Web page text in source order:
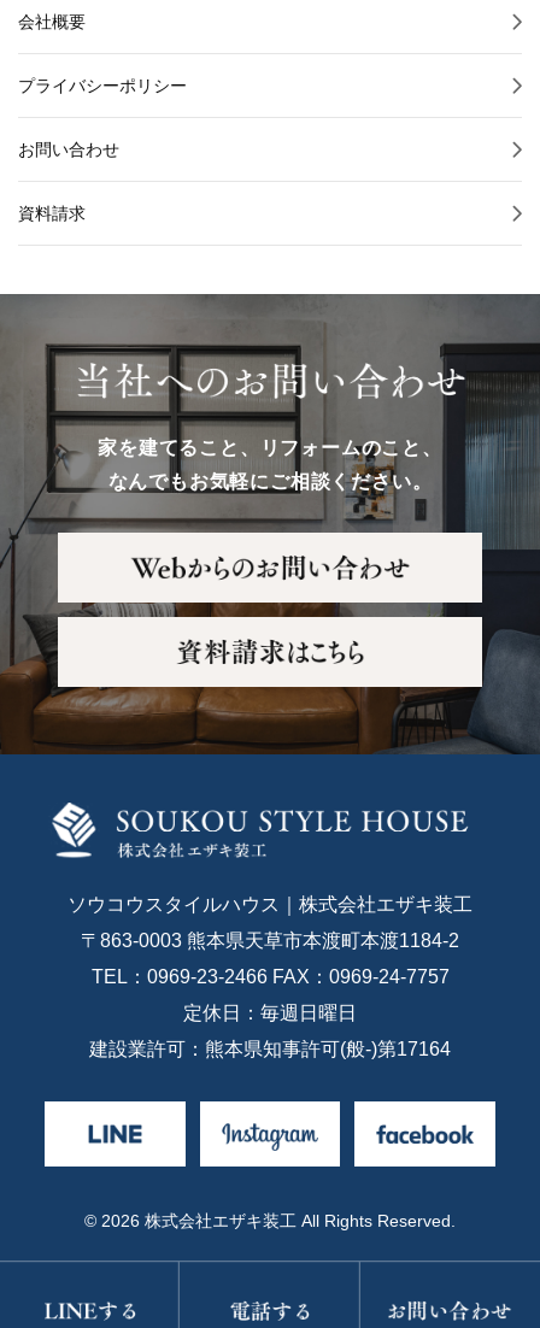
会社概要
プライバシーポリシー
お問い合わせ
資料請求
家を建てること、リフォームのこと、
なんでもお気軽にご相談ください。
ソウコウスタイルハウス｜株式会社エザキ装工
〒863-0003 熊本県天草市本渡町本渡1184-2
TEL：0969-23-2466 FAX：0969-24-7757
定休日：毎週日曜日
建設業許可：熊本県知事許可(般-)第17164
© 2026 株式会社エザキ装工 All Rights Reserved.